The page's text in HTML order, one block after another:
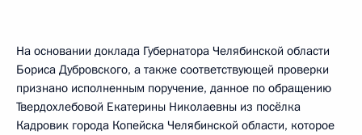
На основании доклада Губернатора Челябинской области
Бориса Дубровского, а также соответствующей проверки
признано исполненным поручение, данное по обращению
Твердохлебовой Екатерины Николаевны из посёлка
Кадровик города Копейска Челябинской области, которое